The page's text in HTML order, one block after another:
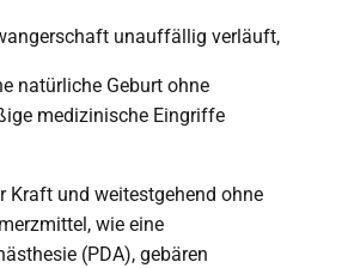
unauffällig verläuft,
natürliche Geburt ohne
medizinische Eingriffe
Kraft und weitestgehend ohne
wie eine
(PDA), gebären